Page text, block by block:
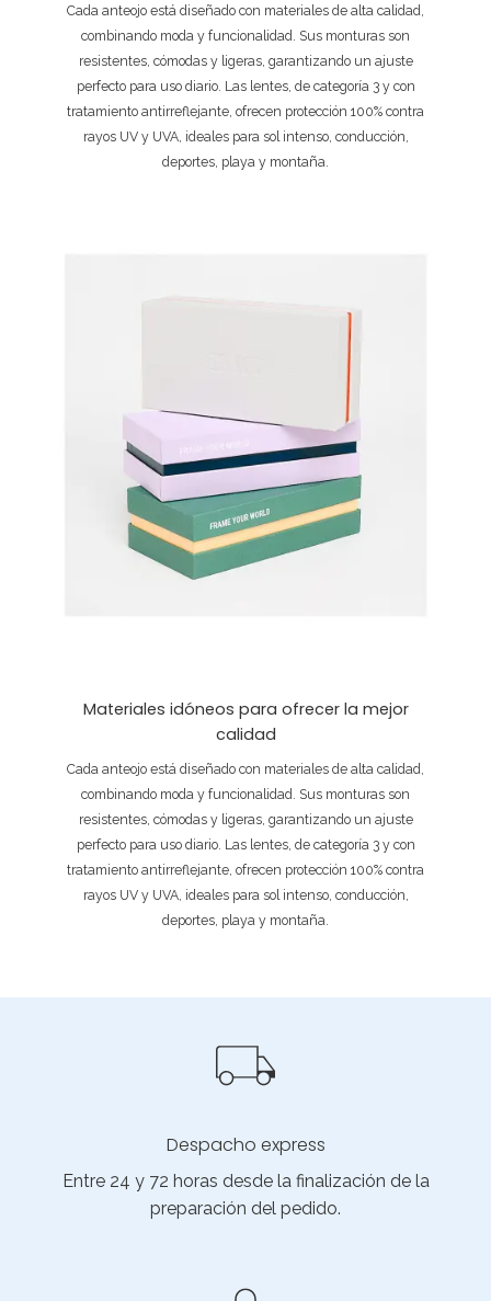
Cada anteojo está diseñado con materiales de alta calidad,
combinando moda y funcionalidad. Sus monturas son
resistentes, cómodas y ligeras, garantizando un ajuste
perfecto para uso diario. Las lentes, de categoría 3 y con
tratamiento antirreflejante, ofrecen protección 100% contra
rayos UV y UVA, ideales para sol intenso, conducción,
deportes, playa y montaña.
Materiales idóneos para ofrecer la mejor
calidad
Cada anteojo está diseñado con materiales de alta calidad,
combinando moda y funcionalidad. Sus monturas son
resistentes, cómodas y ligeras, garantizando un ajuste
perfecto para uso diario. Las lentes, de categoría 3 y con
tratamiento antirreflejante, ofrecen protección 100% contra
rayos UV y UVA, ideales para sol intenso, conducción,
deportes, playa y montaña.
Despacho express
Entre 24 y 72 horas desde la finalización de la
preparación del pedido.